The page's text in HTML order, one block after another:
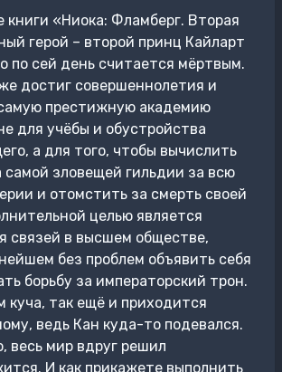
«Ниока: Фламберг. Вторая
герой – второй принц Кайларт
по сей день считается мёртвым.
достиг совершеннолетия и
престижную академию
для учёбы и обустройства
а для того, чтобы вычислить
зловещей гильдии за всю
и отомстить за смерть своей
целью является
связей в высшем обществе,
без проблем объявить себя
борьбу за императорский трон.
куча, так ещё и приходится
ведь Кан куда-то подевался.
весь мир вдруг решил
И как прикажете выполнить